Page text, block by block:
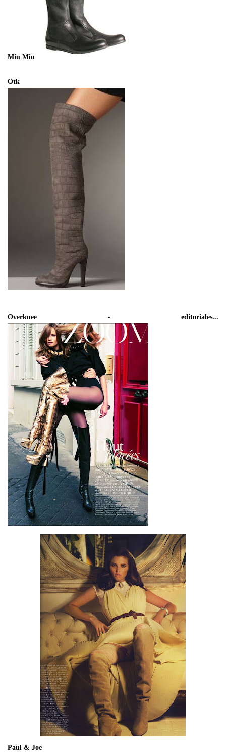
Miu Miu
Otk
Overknee - editoriales...
Paul & Joe